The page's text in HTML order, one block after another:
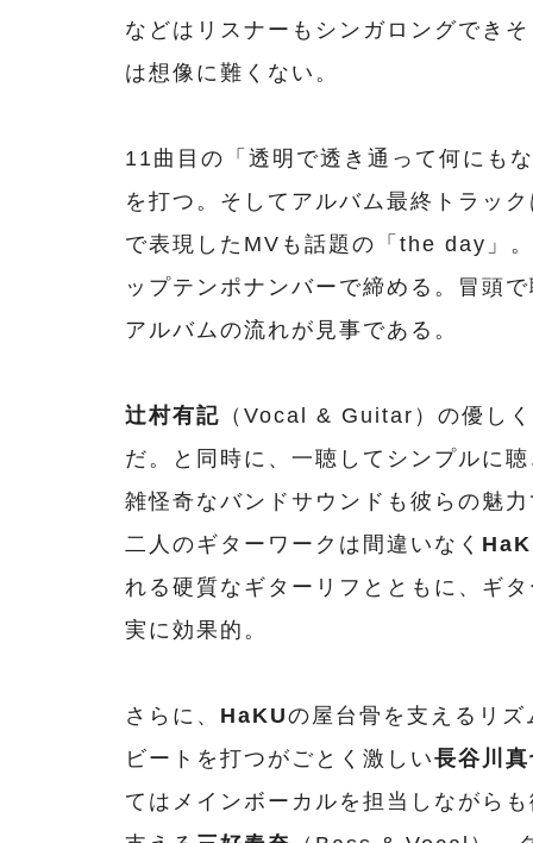
などはリスナーもシンガロングでき
は想像に難くない。
11曲目の「透明で透き通って何にも
を打つ。そしてアルバム最終トラッ
で表現したMVも話題の「the day」
ップテンポナンバーで締める。冒頭
アルバムの流れが見事である。
辻村有記 （Vocal & Guitar）の優し
だ。と同時に、一聴してシンプルに
雑怪奇なバンドサウンドも彼らの魅
二人のギターワークは間違いなく
れる硬質なギターリフとともに、ギ
実に効果的。
さらに、 HaKUの屋台骨を支えるリ
ビートを打つがごとく激しい長谷川
てはメインボーカルを担当しながら